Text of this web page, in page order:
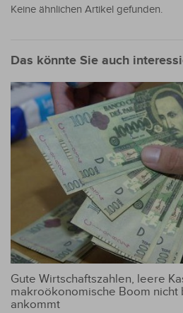
Keine ähnlichen Artikel gefunden.
Das könnte Sie auch
Gute Wirtschaftszahlen, leere
makroökonomische Boom nicht
ankommt